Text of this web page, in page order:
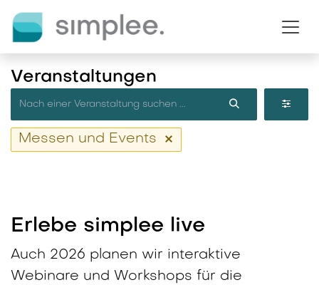
Veranstaltungen
Messen und Events
Erlebe simplee live
Auch 2026 planen wir interaktive
Webinare und Workshops für die